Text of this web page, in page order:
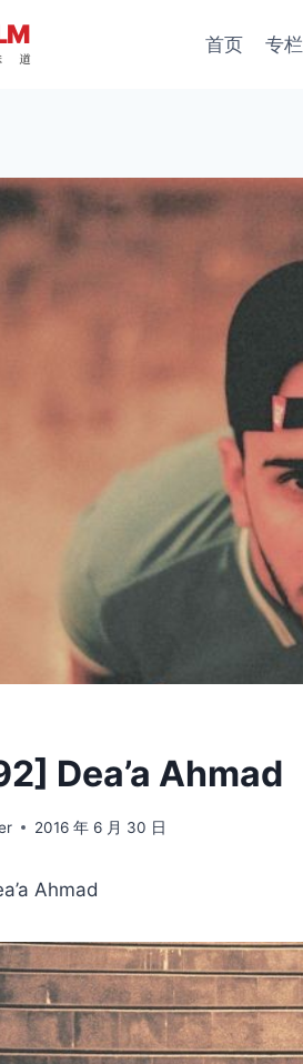
道
首页 专栏
Dea’a Ahmad
2016 年 6 月 30 日
Ahmad